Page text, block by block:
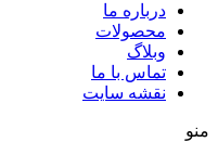
درباره ما
محصولات
وبلاگ
تماس با ما
نقشه سایت
منو